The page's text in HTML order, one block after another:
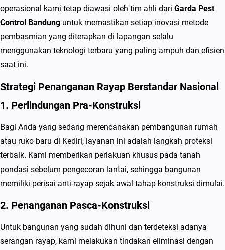
operasional kami tetap diawasi oleh tim ahli dari Garda Pest
Control Bandung untuk memastikan setiap inovasi metode
pembasmian yang diterapkan di lapangan selalu
menggunakan teknologi terbaru yang paling ampuh dan efisien
saat ini.
Strategi Penanganan Rayap Berstandar Nasional
1. Perlindungan Pra-Konstruksi
Bagi Anda yang sedang merencanakan pembangunan rumah
atau ruko baru di Kediri, layanan ini adalah langkah proteksi
terbaik. Kami memberikan perlakuan khusus pada tanah
pondasi sebelum pengecoran lantai, sehingga bangunan
memiliki perisai anti-rayap sejak awal tahap konstruksi dimulai.
2. Penanganan Pasca-Konstruksi
Untuk bangunan yang sudah dihuni dan terdeteksi adanya
serangan rayap, kami melakukan tindakan eliminasi dengan